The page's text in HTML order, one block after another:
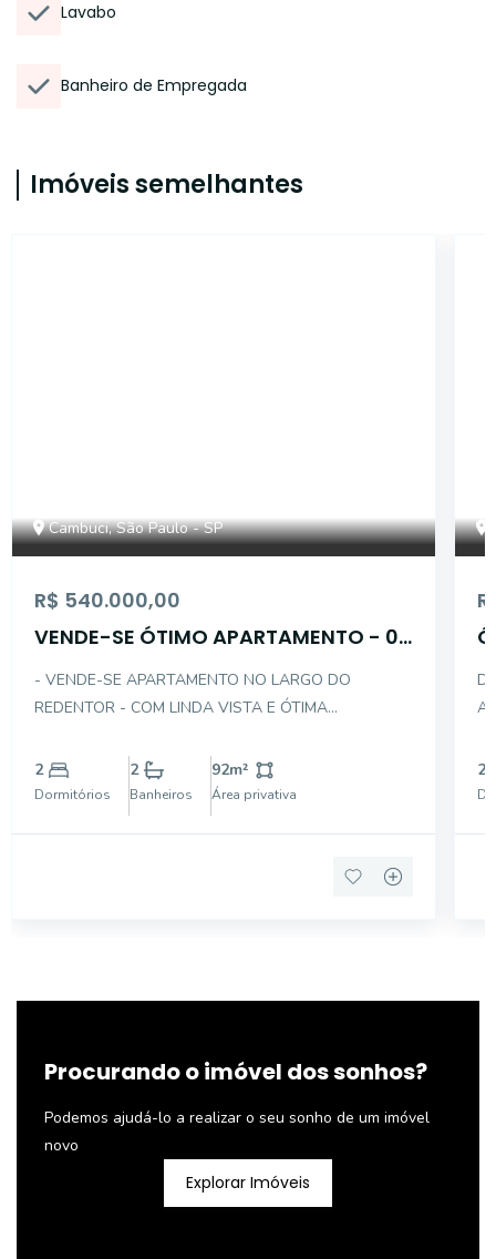
Lavabo
Banheiro de Empregada
Imóveis semelhantes
Cambuci, São Paulo - SP
R$ 540.000,00
VENDE-SE ÓTIMO APARTAMENTO - 02
- VENDE-SE APARTAMENTO NO LARGO DO
REDENTOR - COM LINDA VISTA E ÓTIMA
ACABAMENTO DE ALUMINIO BRANCO NAS PORTAS
E JANELAS - DESCRIÇÃO INTERNA DO IMÓVEL: . 02
DORMITÓRIOS SENDO 01 SUÍTE COM VARANDA .
2
Dormitórios
2
Banheiros
92m²
Área privativa
2
Procurando o imóvel dos sonhos?
Podemos ajudá-lo a realizar o seu sonho de um imóvel
novo
Explorar Imóveis